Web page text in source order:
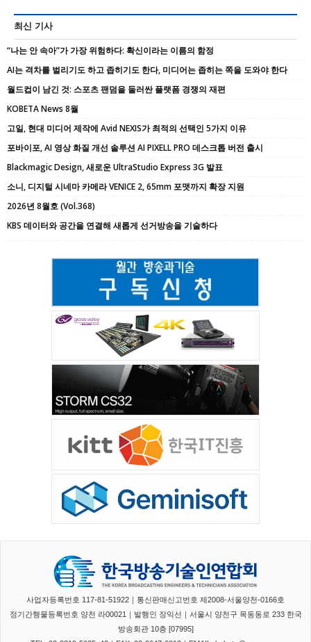
최신 기사
“나는 안 속아”가 가장 위험하다: 확신이라는 이름의 함정
AI는 격차를 벌리기도 하고 좁히기도 한다, 미디어는 좁히는 쪽을 도와야 한다
월드컵이 남긴 것: 스포츠 팬덤을 둘러싼 플랫폼 경쟁의 재편
KOBETA News 8월
고일, 현대 미디어 제작에 Avid NEXIS가 최적의 선택인 5가지 이유
포바이포, AI 영상 화질 개선 솔루션 AI PIXELL PRO 데스크톱 버전 출시
Blackmagic Design, 새로운 UltraStudio Express 3G 발표
소니, 디지털 시네마 카메라 VENICE 2, 65mm 포맷까지 확장 지원
2026년 8월호 (Vol.368)
KBS 데이터와 공간을 연결해 새롭게 선거방송을 기술하다
사업자등록번호 117-81-51922｜통신판매신고번호 제2008-서울양천-0166호
정기간행물등록번호 양천 라00021｜발행인 장익선｜서울시 양천구 목동동로 233 한국
방송회관 10층 [07995]